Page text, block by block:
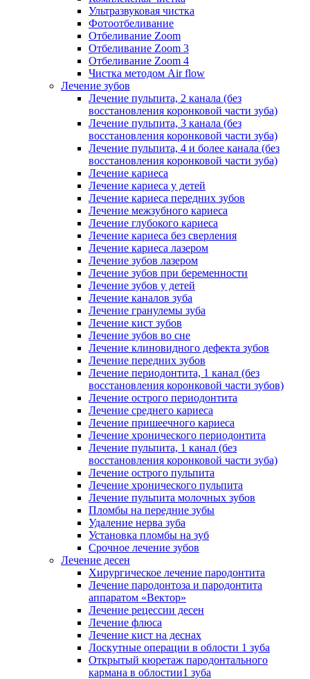
Ультразвуковая чистка
Фотоотбеливание
Отбеливание Zoom
Отбеливание Zoom 3
Отбеливание Zoom 4
Чистка методом Air flow
Лечение зубов
Лечение пульпита, 2 канала (без
восстановления коронковой части зуба)
Лечение пульпита, 3 канала (без
восстановления коронковой части зуба)
Лечение пульпита, 4 и более канала (без
восстановления коронковой части зуба)
Лечение кариеса
Лечение кариеса у детей
Лечение кариеса передних зубов
Лечение межзубного кариеса
Лечение глубокого кариеса
Лечение кариеса без сверления
Лечение кариеса лазером
Лечение зубов лазером
Лечение зубов при беременности
Лечение зубов у детей
Лечение каналов зуба
Лечение гранулемы зуба
Лечение кист зубов
Лечение зубов во сне
Лечение клиновидного дефекта зубов
Лечение передних зубов
Лечение периодонтита, 1 канал (без
восстановления коронковой части зубов)
Лечение острого периодонтита
Лечение среднего кариеса
Лечение пришеечного кариеса
Лечение хронического периодонтита
Лечение пульпита, 1 канал (без
восстановления коронковой части зуба)
Лечение острого пульпита
Лечение хронического пульпита
Лечение пульпита молочных зубов
Пломбы на передние зубы
Удаление нерва зуба
Установка пломбы на зуб
Срочное лечение зубов
Лечение десен
Хирургическое лечение пародонтита
Лечение пародонтоза и пародонтита
аппаратом «Вектор»
Лечение рецессии десен
Лечение флюса
Лечение кист на деснах
Лоскутные операции в облости 1 зуба
Открытый кюретаж пародонтального
кармана в облостии1 зуба